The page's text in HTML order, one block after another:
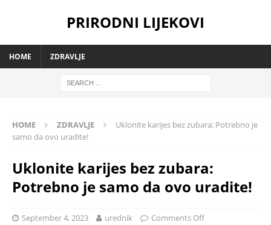
PRIRODNI LIJEKOVI
HOME ZDRAVLJE
HOME ZDRAVLJE
Uklonite karijes bez zubara: Potrebno je
samo da ovo uradite!
Uklonite karijes bez zubara:
Potrebno je samo da ovo uradite!
September 4, 2023 urednik Comments Off